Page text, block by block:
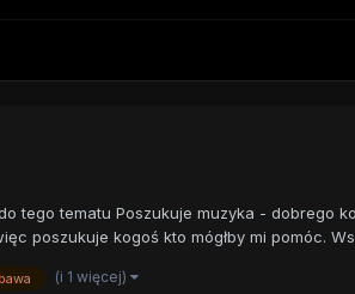
tego tematu Poszukuje muzyka - dobrego
poszukuje kogoś kto mógłby mi pomóc.
(i 1 więcej)